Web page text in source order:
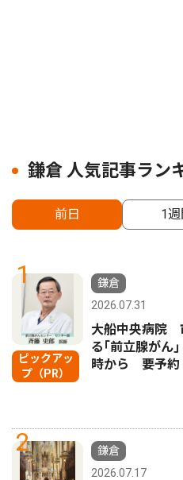
鎌倉 人気記事ラン
前日 1週
1
ピックアッ
プ（PR）
鎌倉
2026.07.31
大船中央病院
る｢前立腺が
時から 要予約
2
鎌倉
2026.07.17